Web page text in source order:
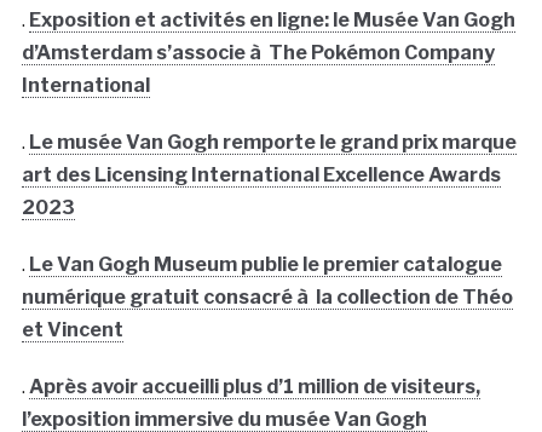
. Exposition et activités en ligne: le Musée Van Gogh
d’Amsterdam s’associe à The Pokémon Company
International
. Le musée Van Gogh remporte le grand prix marque
art des Licensing International Excellence Awards
2023
. Le Van Gogh Museum publie le premier catalogue
numérique gratuit consacré à la collection de Théo
et Vincent
. Après avoir accueilli plus d’1 million de visiteurs,
l’exposition immersive du musée Van Gogh